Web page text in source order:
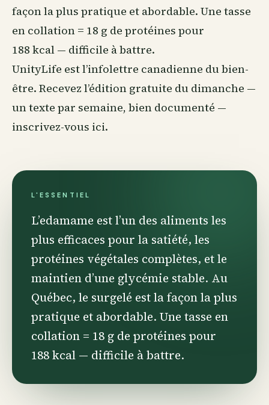
façon la plus pratique et abordable. Une tasse
en collation = 18 g de protéines pour
188 kcal — difficile à battre.
UnityLife est l’infolettre canadienne dubien-
être. Recevez l’édition gratuite du dimanche —
un texte par semaine, bien documenté —
inscrivez-vous ici.
L'ESSENTIEL
L’edamame est l’un des aliments les
plus efficaces pour la satiété, les
protéines végétales complètes, et le
maintien d’une glycémie stable. Au
Québec, le surgelé est la façon la plus
pratique et abordable. Une tasse en
collation = 18 g de protéines pour
188 kcal — difficile à battre.